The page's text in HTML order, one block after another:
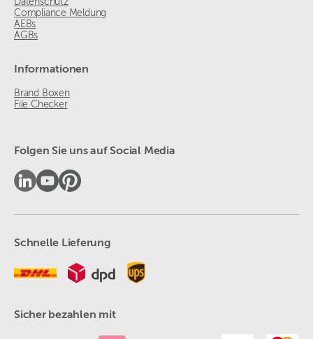
Datenschutz
Compliance Meldung
AEBs
AGBs
Informationen
Brand Boxen
File Checker
Folgen Sie uns auf Social Media
Schnelle Lieferung
Sicher bezahlen mit